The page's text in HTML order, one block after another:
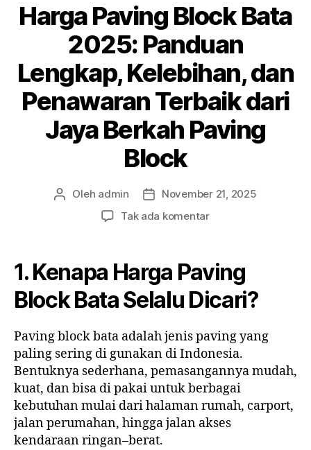
Harga Paving Block Bata
2025: Panduan
Lengkap, Kelebihan, dan
Penawaran Terbaik dari
Jaya Berkah Paving
Block
Penulis
Oleh admin
Tanggal
artikel
November 21, 2025
Tak ada komentarpada
Block
Bata
2025:
Panduan
Kelebihan,
dan
Penawaran
Terbaik
dari
Jaya
Berkah
1. Kenapa Harga Paving
Block Bata Selalu Dicari?
Paving block bata adalah jenis paving yang
paling sering di gunakan di Indonesia.
Bentuknya sederhana, pemasangannya mudah,
kuat, dan bisa di pakai untuk berbagai
kebutuhan mulai dari halaman rumah, carport,
jalan perumahan, hingga jalan akses
kendaraan ringan–berat.